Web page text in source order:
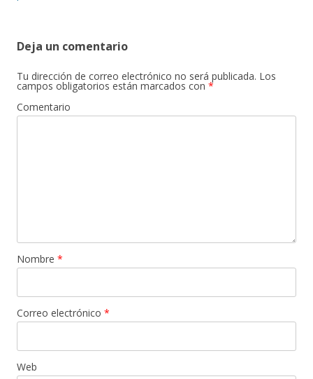
Deja un comentario
Tu dirección de correo electrónico no será publicada. Los
campos obligatorios están marcados con *
Comentario
Nombre *
Correo electrónico *
Web